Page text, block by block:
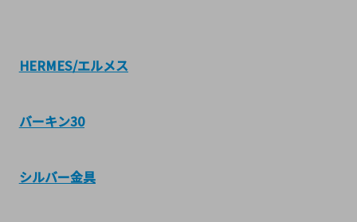
HERMES/エルメス
バーキン30
シルバー金具